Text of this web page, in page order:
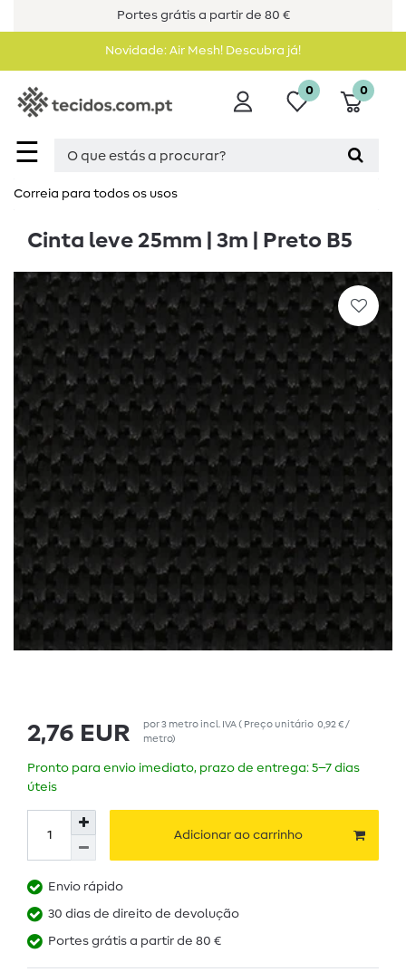
Portes grátis a partir de 80 €
Novidade: Air Mesh! Descubra já!
☰
0 0
Correia para todos os usos
Cinta leve 25mm | 3m | Preto B5
2,76 EUR por3 metro incl. IVA( Preço unitário 0,92 € /
metro)
Pronto para envio imediato, prazo de entrega: 5–7 dias
úteis
Adicionar ao carrinho
Envio rápido
30 dias de direito de devolução
Portes grátis a partir de 80 €